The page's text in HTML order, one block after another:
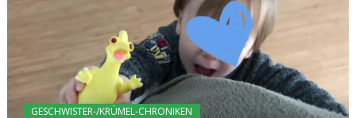
GESCHWISTER-/KRÜMEL-CHRONIKEN